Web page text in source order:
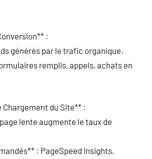
:
générés par le trafic organique.
remplis, appels, achats en
Chargement du Site** :
lente augmente le taux de
: PageSpeed Insights,